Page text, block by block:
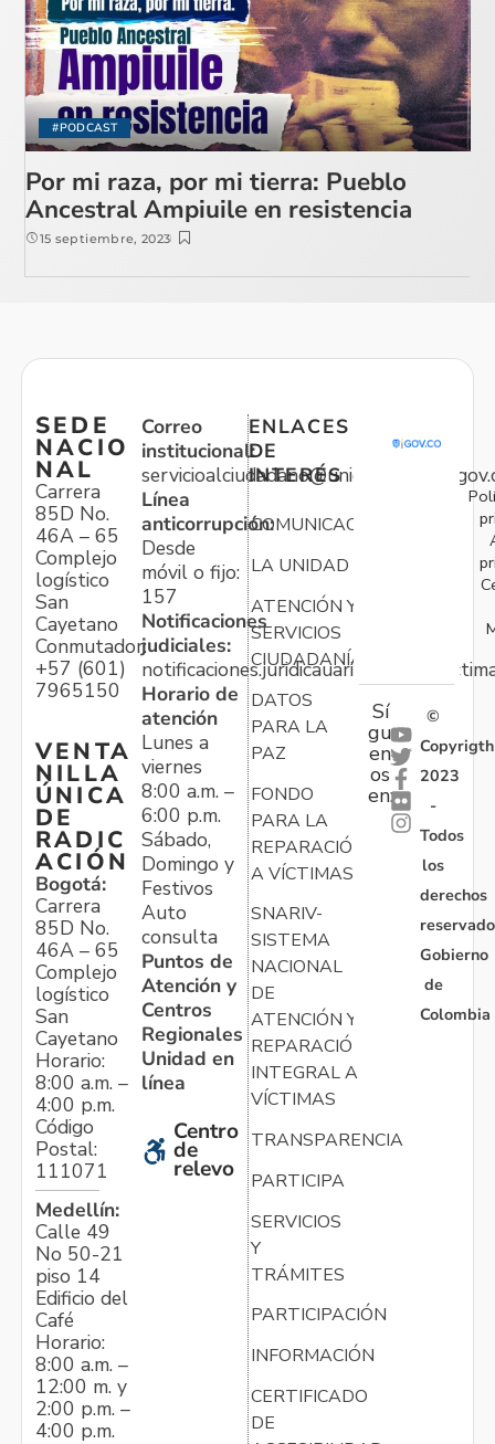
#PODCAST
Por mi raza, por mi tierra: Pueblo
Ancestral Ampiuile en resistencia
15 septiembre, 2023
SEDE
NACIO
NAL
Carrera
85D No.
46A – 65
Complejo
logístico
San
Cayetano
Conmutador:
+57 (601)
7965150
VENTA
NILLA
ÚNICA
DE
RADIC
ACIÓN
Bogotá:
Carrera
85D No.
46A – 65
Complejo
logístico
San
Cayetano
Horario:
8:00 a.m. –
4:00 p.m.
Código
Postal:
111071
Medellín:
Calle 49
No 50-21
piso 14
Edificio del
Café
Horario:
8:00 a.m. –
12:00 m. y
2:00 p.m. –
4:00 p.m.
Correo
institucional:
Línea
anticorrupción:
Desde
móvil o fijo:
157
Notificaciones
judiciales:
Horario de
atención
Lunes a
viernes
8:00 a.m. –
6:00 p.m.
Sábado,
Domingo y
Festivos
Auto
consulta
Puntos de
Atención y
Centros
Regionales
Unidad en
línea
Centro
de
relevo
ENLACES
DE
INTERÉS
COMUNICACIONES
LA UNIDAD
ATENCIÓN Y
SERVICIOS
CIUDADANÍA
DATOS
PARA LA
PAZ
FONDO
PARA LA
REPARACIÓN
A VÍCTIMAS
SNARIV-
SISTEMA
NACIONAL
DE
ATENCIÓN Y
REPARACIÓN
INTEGRAL A
VÍCTIMAS
TRANSPARENCIA
PARTICIPA
SERVICIOS
Y
TRÁMITES
PARTICIPACIÓN
INFORMACIÓN
CERTIFICADO
DE
Sí
gu
en
os
en:
©
Copyrigth
2023
-
Todos
los
derechos
Gobierno
de
Colombia